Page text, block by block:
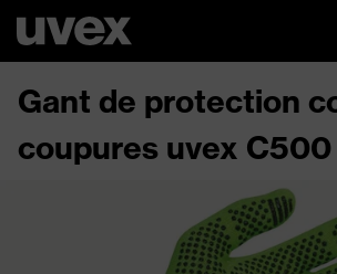
Gant de protection
coupures uvex